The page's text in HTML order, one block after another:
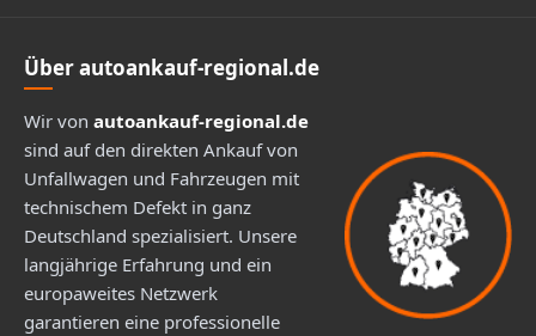
Über autoankauf-regional.de
Wir von autoankauf-regional.de
sind auf den direkten Ankauf von
Unfallwagen und Fahrzeugen mit
technischem Defekt in ganz
Deutschland spezialisiert. Unsere
langjährige Erfahrung und ein
europaweites Netzwerk
garantieren eine professionelle